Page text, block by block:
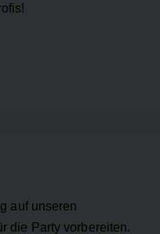
auf unseren
die Party vorbereiten.